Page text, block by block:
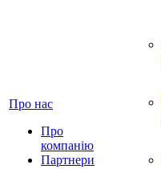
Про нас
Про
компанію
Партнери